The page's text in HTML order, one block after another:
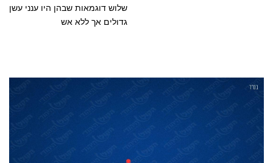
שלוש דוגמאות שבהן היו ענני עשן
גדולים אך ללא אש